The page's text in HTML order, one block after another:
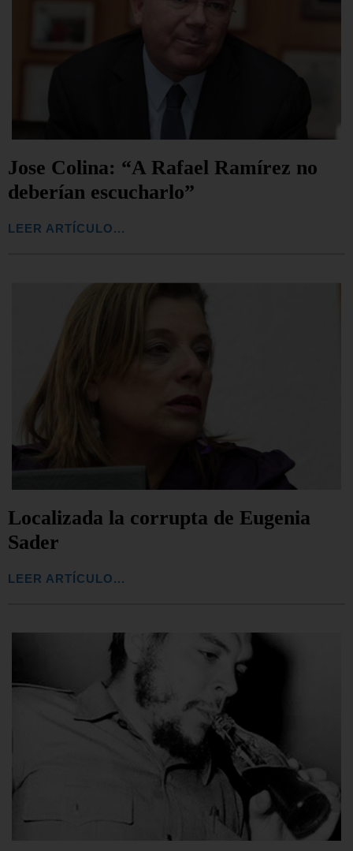
Jose Colina: “A Rafael Ramírez no
deberían escucharlo”
LEER ARTÍCULO...
Localizada la corrupta de Eugenia
Sader
LEER ARTÍCULO...